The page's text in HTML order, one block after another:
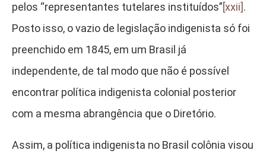
pelos “representantes tutelares instituídos”[xxii].
Posto isso, o vazio de legislação indigenista só foi
preenchido em 1845, em um Brasil já
independente, de tal modo que não é possível
encontrar política indigenista colonial posterior
com a mesma abrangência que o Diretório.
Assim, a política indigenista no Brasil colônia visou